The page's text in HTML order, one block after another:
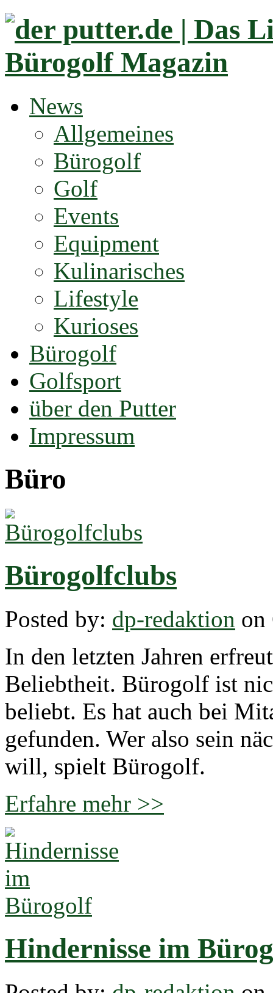
News
Allgemeines
Bürogolf
Golf
Events
Equipment
Kulinarisches
Lifestyle
Kurioses
Bürogolf
Golfsport
über den Putter
Impressum
Büro
Bürogolfclubs
Posted by: dp-redaktion on
In den letzten Jahren
Beliebtheit. Bürogolf ist
beliebt. Es hat auch bei
gefunden. Wer also sein
will, spielt Bürogolf.
Erfahre mehr >>
Hindernisse im